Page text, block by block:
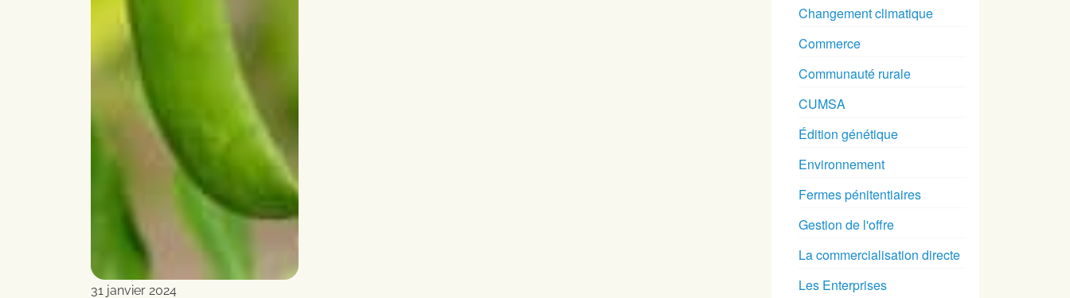
31 janvier 2024
Changement climatique
Commerce
Communauté rurale
CUMSA
Édition génétique
Environnement
Fermes pénitentiaires
Gestion de l'offre
La commercialisation directe
Les Enterprises